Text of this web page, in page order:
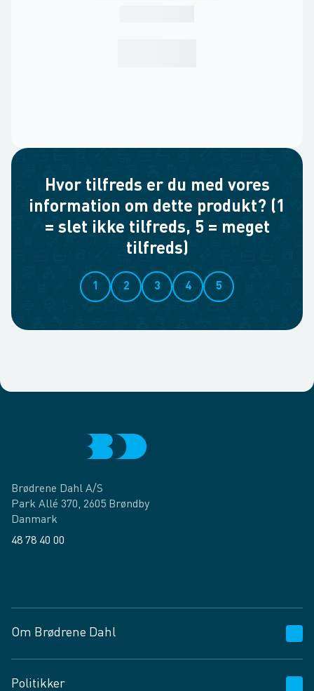
Hvor tilfreds er du med vores
information om dette produkt? (1
= slet ikke tilfreds, 5 = meget
tilfreds)
1 2 3 4 5
Brødrene Dahl A/S
Park Allé 370, 2605 Brøndby
Danmark
48 78 40 00
Om Brødrene Dahl
Politikker